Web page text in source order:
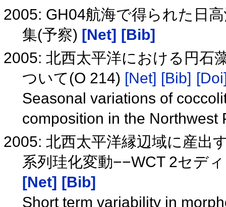
2005: GH04航海で得られた日
集(予察) [Net] [Bib]
2005: 北西太平洋における円石
ついて(O 214) [Net] [Bib]
Seasonal variations of
composition in the
2005: 北西太平洋縁辺域に産出
系列珪化変動−−WCT 2セデ
[Net] [Bib]
Short term variability in